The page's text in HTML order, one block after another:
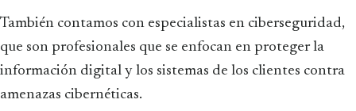
También contamos con especialistas en ciberseguridad,
que son profesionales que se enfocan en proteger la
información digital y los sistemas de los clientes contra
amenazas cibernéticas.